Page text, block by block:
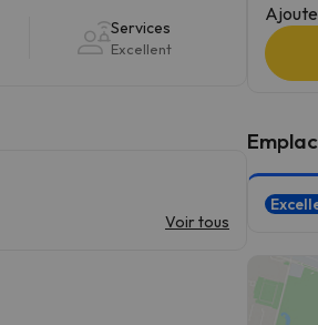
Services
Excellent
Voir tous